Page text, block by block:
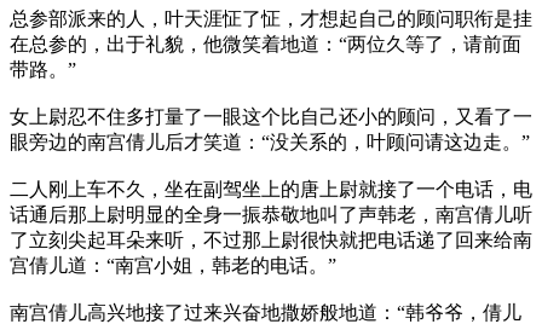
总参部派来的人，叶天涯怔了怔，才想起自己的顾问职衔是挂
在总参的，出于礼貌，他微笑着地道：“两位久等了，请前面
带路。”
女上尉忍不住多打量了一眼这个比自己还小的顾问，又看了一
眼旁边的南宫倩儿后才笑道：“没关系的，叶顾问请这边走。”
二人刚上车不久，坐在副驾坐上的唐上尉就接了一个电话，电
话通后那上尉明显的全身一振恭敬地叫了声韩老，南宫倩儿听
了立刻尖起耳朵来听，不过那上尉很快就把电话递了回来给南
宫倩儿道：“南宫小姐，韩老的电话。”
南宫倩儿高兴地接了过来兴奋地撒娇般地道：“韩爷爷，倩儿